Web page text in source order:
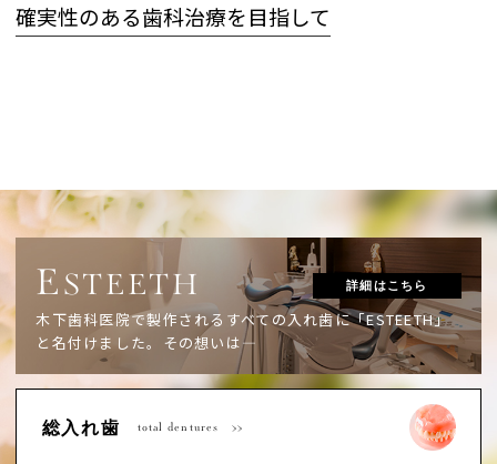
確実性のある歯科治療を目指して
E STEETH
木下歯科医院で製作されるすべての入れ歯に「ESTEETH」
と名付けました。 その想いは―
詳細はこちら
総入れ歯 total dentures